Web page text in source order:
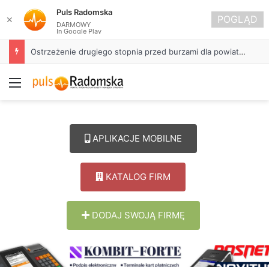
Ostrzeżenie drugiego stopnia przed burzami dla powiatu radomszczańskiego
Menu
APLIKACJE MOBILNE
KATALOG FIRM
DODAJ SWOJĄ FIRMĘ
✕
Puls Radomska
DARMOWY
In Google Play
POGLĄD